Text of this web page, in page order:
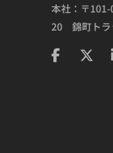
本社：〒
20 錦町トラ